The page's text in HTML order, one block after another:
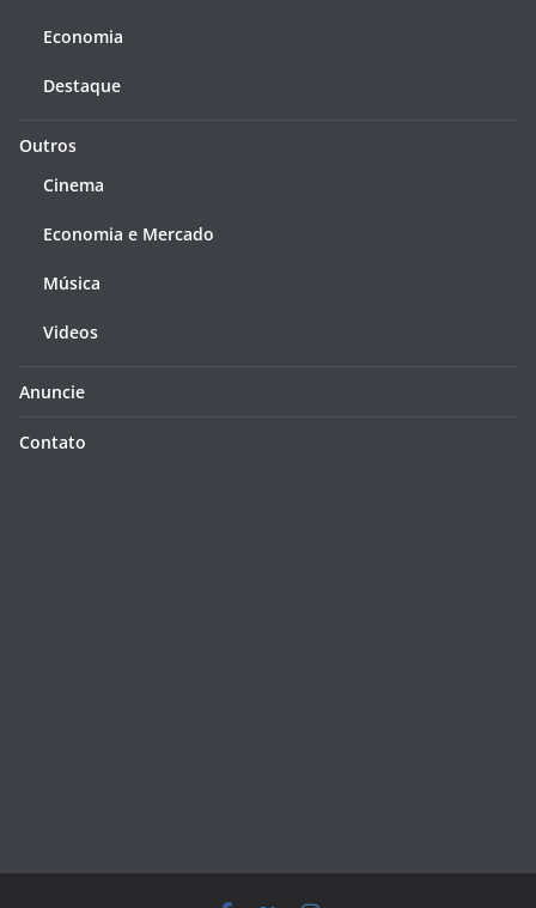
Economia
Destaque
Outros
Cinema
Economia e Mercado
Música
Videos
Anuncie
Contato